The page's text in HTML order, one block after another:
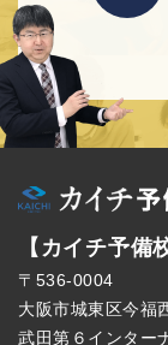
【カイチ予備
〒536-0004
大阪市城東区今福
武田第６インター